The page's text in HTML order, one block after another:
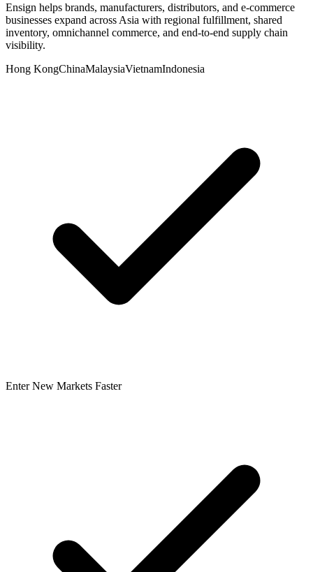
Ensign helps brands, manufacturers, distributors, and e-commerce
businesses expand across Asia with regional fulfillment, shared
inventory, omnichannel commerce, and end-to-end supply chain
visibility.
Hong KongChinaMalaysiaVietnamIndonesia
Enter New Markets Faster